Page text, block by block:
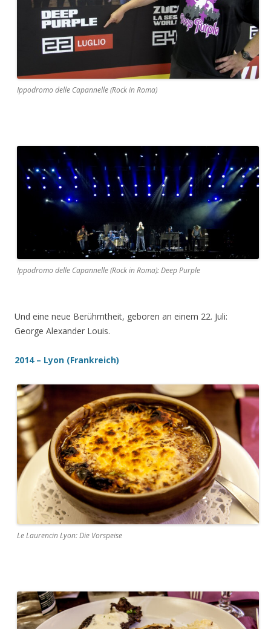
Ippodromo delle Capannelle (Rock in Roma)
Ippodromo delle Capannelle (Rock in Roma): Deep Purple
Und eine neue Berühmtheit, geboren an einem 22. Juli:
George Alexander Louis.
2014 – Lyon (Frankreich)
Le Laurencin Lyon: Die Vorspeise